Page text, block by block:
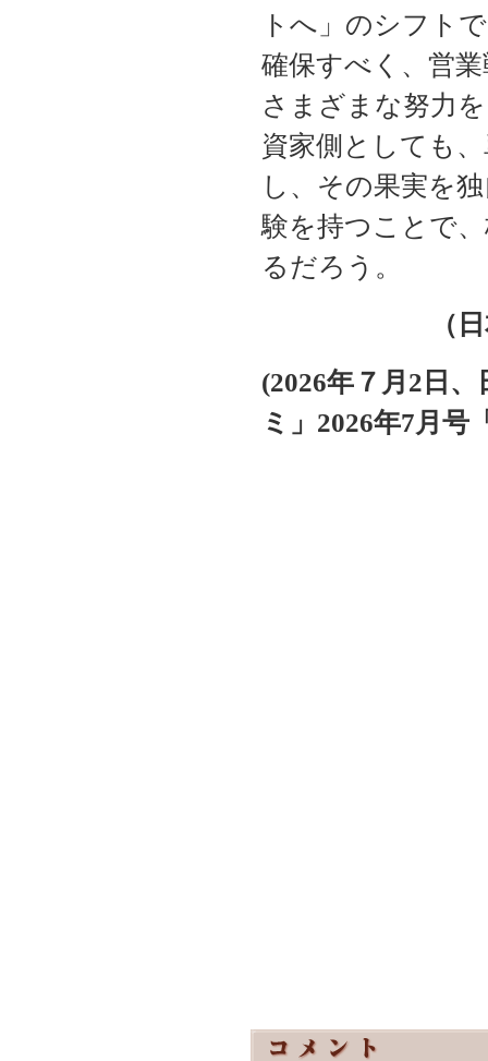
トへ」のシフト
確保すべく、営
さまざまな努力
資家側としても
し、その果実を
験を持つことで
るだろう。
（
(2026年７月2日、
ミ」2026年7月号